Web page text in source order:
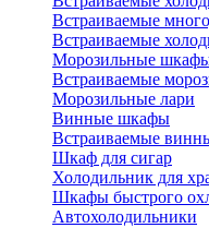
Встраиваемые
Встраиваемые
Морозильные
Встраиваемые
Морозильные лари
Винные шкафы
Встраиваемые
Шкаф для сигар
Холодильник для
Шкафы быстрого
Автохолодильники